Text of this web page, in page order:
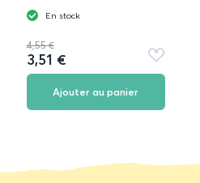
En stock
4,55 €
3,51 €
Ajouter
aux
Ajouter au panier